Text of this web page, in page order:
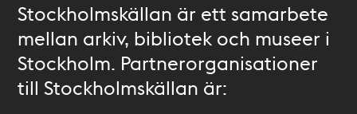
Stockholmskällan är ett samarbete
mellan arkiv, bibliotek och museer i
Stockholm. Partnerorganisationer
till Stockholmskällan är: